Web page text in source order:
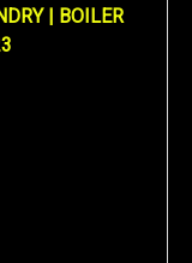
| BOILER